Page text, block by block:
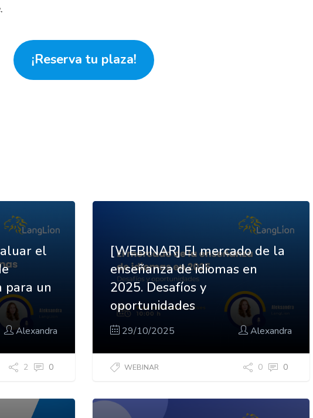
¡Reserva tu plaza!
el
para un
Alexandra
2 0
[WEBINAR] El mercado de la
enseñanza de idiomas en
2025. Desafíos y
oportunidades
29/10/2025 Alexandra
WEBINAR 0 0